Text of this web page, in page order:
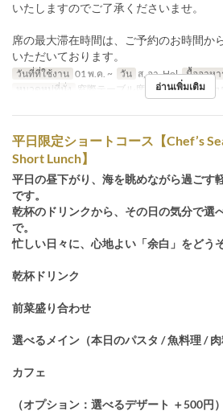
いたしますのでご了承くださいませ。
席の最大滞在時間は、ご予約のお時間か
いただいております。
วันที่ที่ใช้งาน 01 พ.ค. ~ วัน ส, อา, Hol มื้ออาหา
หมวดหมู่ที่นั่ง
窓際テーブル席, メインホール, カ
อ่านเพิ่มเติม
平日限定ショートコース【Chef’s
Short Lunch】
平日の昼下がり、海を眺めながら過ごす
です。
乾杯のドリンクから、その日の気分で選
で。
忙しい日々に、心地よい「余白」をどうぞ
乾杯ドリンク
前菜盛り合わせ
選べるメイン（本日のパスタ / 魚料理 / 肉
カフェ
（オプション：選べるデザート ＋500円）